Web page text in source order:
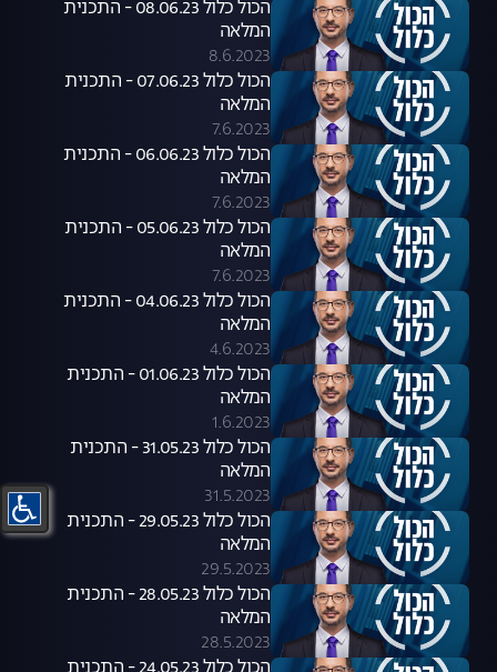
הכול כלול 08.06.23 - התכנית
המלאה
8.6.2023
הכול כלול 07.06.23 - התכנית
המלאה
7.6.2023
הכול כלול 06.06.23 - התכנית
המלאה
7.6.2023
הכול כלול 05.06.23 - התכנית
המלאה
7.6.2023
הכול כלול 04.06.23 - התכנית
המלאה
4.6.2023
הכול כלול 01.06.23 - התכנית
המלאה
1.6.2023
הכול כלול 31.05.23 - התכנית
המלאה
31.5.2023
הכול כלול 29.05.23 - התכנית
המלאה
29.5.2023
הכול כלול 28.05.23 - התכנית
המלאה
28.5.2023